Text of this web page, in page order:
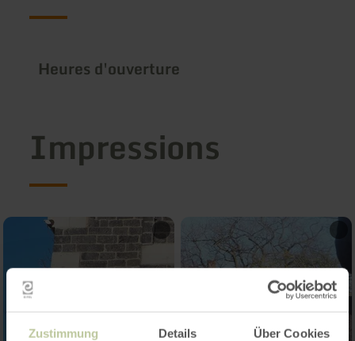
Zustimmung Details Über Cookies
Heures d'ouverture
Impressions